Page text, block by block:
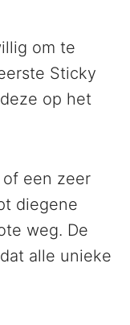
om te
Sticky
op het
een zeer
diegene
weg. De
alle unieke